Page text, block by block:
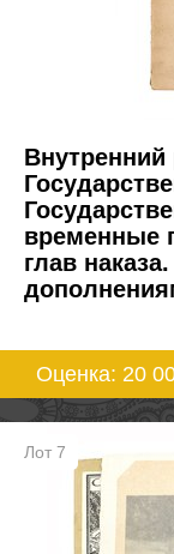
Внутренний
временные
глав
Оценка: 20
Лот 7